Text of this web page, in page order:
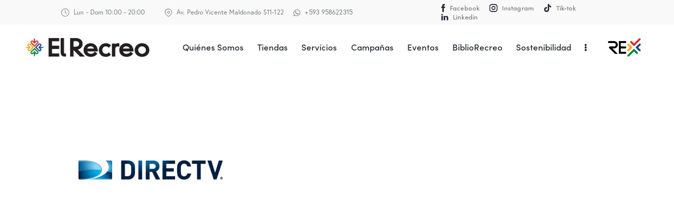
Lun - Dom 10:00 - 20:00 Av. Pedro Vicente Maldonado S11-122 +593 958622315 Facebook Instagram
Tik-tok
Linkedin
Quiénes Somos Tiendas Servicios Campañas Eventos BiblioRecreo Sostenibilidad